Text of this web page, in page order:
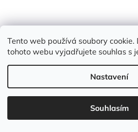
Tento web používá soubory cookie.
tohoto webu vyjadřujete souhlas s
Nastavení
Souhlasím
Balonek pastelový
Skladem(159 ks)
3 Kč/ ks